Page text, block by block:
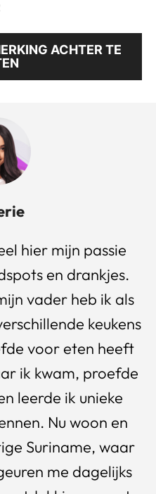
ACHTER TE
hier mijn passie
en drankjes.
vader heb ik als
keukens
voor eten heeft
ik kwam, proefde
leerde ik unieke
Nu woon en
Suriname, waar
me dagelijks